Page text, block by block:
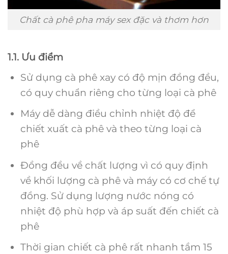
Chất cà phê pha máy sex đặc và thơm hơn
1.1. Ưu điểm
Sử dụng cà phê xay có độ mịn đồng đều,
có quy chuẩn riêng cho từng loại cà phê
Máy dễ dàng điều chỉnh nhiệt độ để
chiết xuất cà phê và theo từng loại cà
phê
Đồng đều về chất lượng vì có quy định
về khối lượng cà phê và máy có cơ chế tự
đồng. Sử dụng lượng nước nóng có
nhiệt độ phù hợp và áp suất đến chiết cà
phê
Thời gian chiết cà phê rất nhanh tầm 15